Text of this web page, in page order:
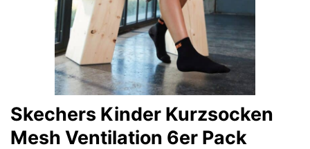
Skechers Kinder Kurzsocken
Mesh Ventilation 6er Pack